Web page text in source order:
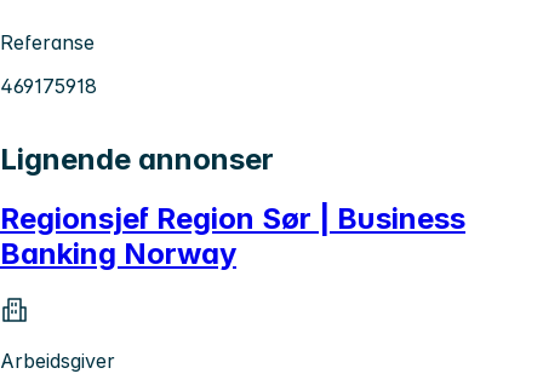
Referanse
469175918
Lignende annonser
Regionsjef Region Sør | Business
Banking Norway
Arbeidsgiver